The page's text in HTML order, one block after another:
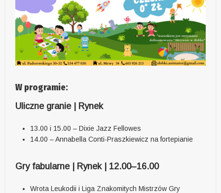
W programie:
Uliczne granie | Rynek
13.00 i 15.00 – Dixie Jazz Fellowes
14.00 – Annabella Conti-Praszkiewicz na fortepianie
Gry fabularne | Rynek | 12.00–16.00
Wrota Leukodii i Liga Znakomitych Mistrzów Gry